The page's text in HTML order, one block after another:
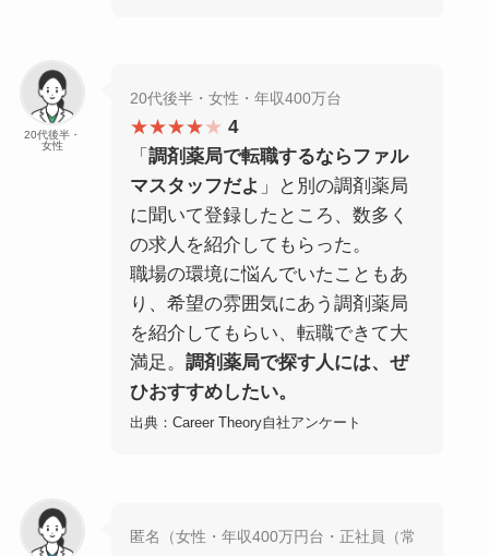
20代後半・
女性
20代後半・女性・年収400万台
★★★★★ 4
「 調剤薬局で転職するならファル
マスタッフだよ 」と別の調剤薬局
に聞いて登録したところ、数多く
の求人を紹介してもらった。
職場の環境に悩んでいたこともあ
り、希望の雰囲気にあう調剤薬局
を紹介してもらい、転職できて大
満足。 調剤薬局で探す人には、ぜ
ひおすすめしたい。
出典：Career Theory自社アンケート
匿名（女性・年収400万円台・正社員（常